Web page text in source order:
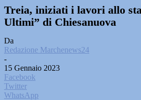
Treia, iniziati i lavori allo
Ultimi” di Chiesanuova
Da
Redazione Marchenews24
-
15 Gennaio 2023
Facebook
Twitter
WhatsApp